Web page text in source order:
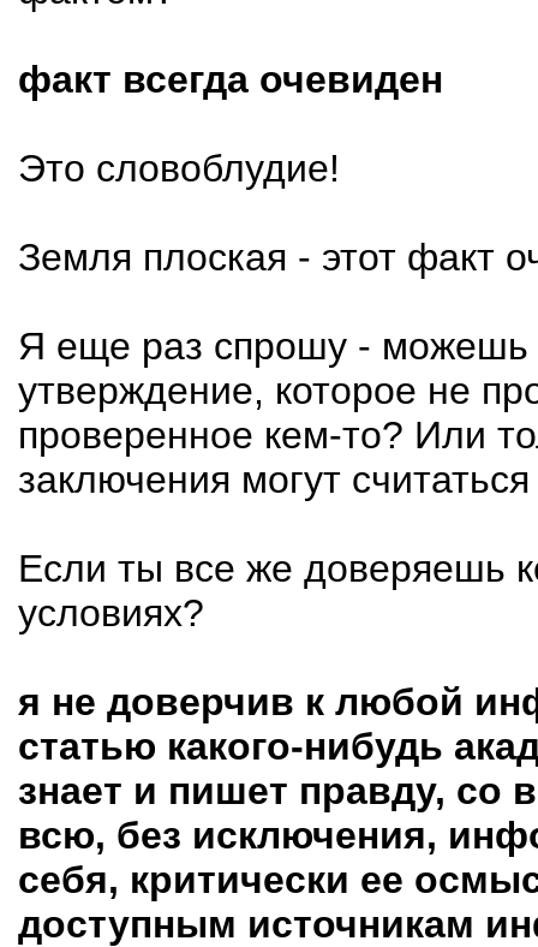
факт всегда очевиден
Это словоблудие!
Земля плоская - этот факт
Я еще раз спрошу - можешь
утверждение, которое не
проверенное кем-то? Или
заключения могут
Если ты все же доверяешь
условиях?
я не доверчив к любой
статью какого-нибудь
знает и пишет правду, со
всю, без исключения,
себя, критически ее
доступным источникам